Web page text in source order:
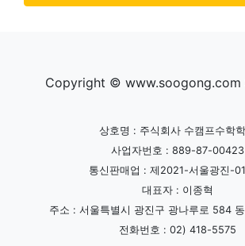
Copyright © www.soogong.com
상호명 : 주식회사 수캠프수학
사업자번호 : 889-87-00423
통신판매업 : 제2021-서울광진-
대표자 : 이종혁
주소 : 서울특별시 광진구 광나루로 584
전화번호 : 02) 418-5575